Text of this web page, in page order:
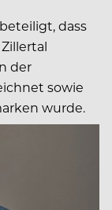
dass
der
sowie
wurde.